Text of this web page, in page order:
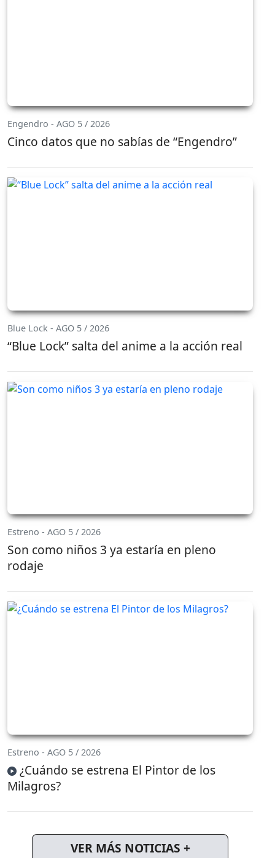
Engendro - AGO 5 / 2026
Cinco datos que no sabías de “Engendro”
Blue Lock - AGO 5 / 2026
“Blue Lock” salta del anime a la acción real
Estreno - AGO 5 / 2026
Son como niños 3 ya estaría en pleno
rodaje
Estreno - AGO 5 / 2026
¿Cuándo se estrena El Pintor de los
Milagros?
VER MÁS NOTICIAS +